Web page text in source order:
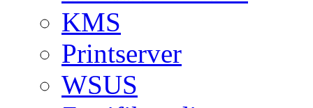
KMS
Printserver
WSUS